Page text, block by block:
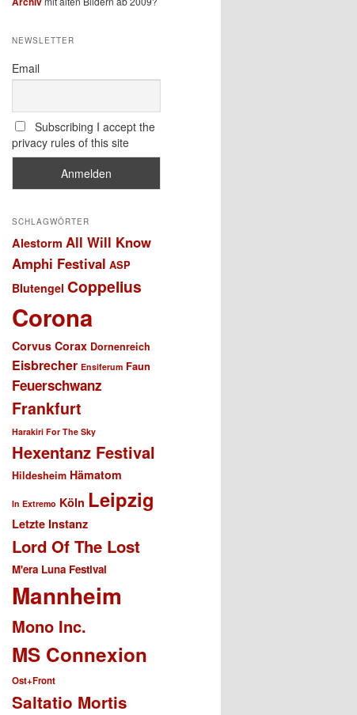
NEWSLETTER
Email
Subscribing I accept the
privacy rules of this site
SCHLAGWÖRTER
Alestorm All Will Know
Amphi Festival ASP
Blutengel Coppelius
Corona
Corvus Corax Dornenreich
Eisbrecher Ensiferum Faun
Feuerschwanz
Frankfurt
Harakiri For The Sky
Hexentanz Festival
Hildesheim Hämatom
In Extremo Köln Leipzig
Letzte Instanz
Lord Of The Lost
M'era Luna Festival
Mannheim
Mono Inc.
MS Connexion
Ost+Front
Saltatio Mortis